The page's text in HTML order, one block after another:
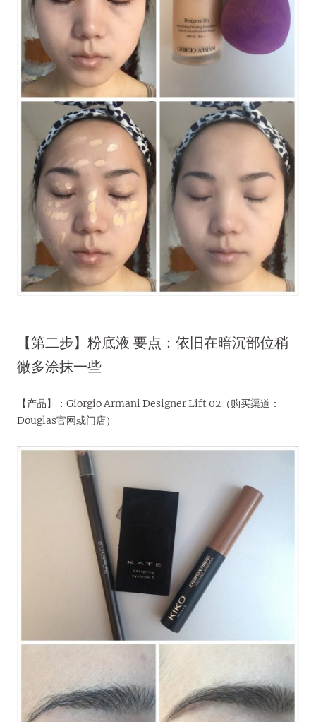
【第二步】粉底液 要点：依旧在暗沉部位稍
微多涂抹一些
【产品】：Giorgio Armani Designer Lift 02（购买渠道：
Douglas官网或门店）